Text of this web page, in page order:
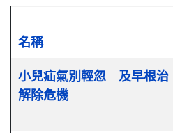
文章列表
名稱
小兒疝氣別輕忽 及早根治
解除危機